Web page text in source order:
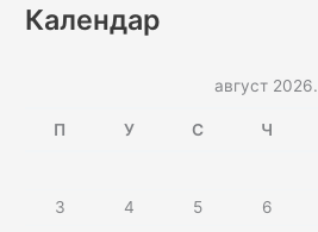
Календар
август 2026.
П У С Ч
3
4 5 6